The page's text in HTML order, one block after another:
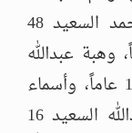
محمد السعيد 50 عاماً، وعائشة محمد السعيد 48
عبدالله قدي 20 عاماً، وهبة عبدالله
قدي 16 عاماً، وهدى عبدالله قدي 15 عاماً، وأسماء
عبدالله السعيد 12 عاماً، وأحمد عبدالله السعيد 16